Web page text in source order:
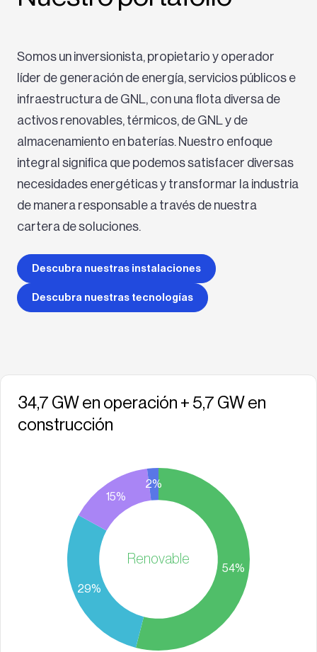
Somos un inversionista, propietario y operador
líder de generación de energía, servicios públicos e
infraestructura de GNL, con una flota diversa de
activos renovables, térmicos, de GNL y de
almacenamiento en baterías. Nuestro enfoque
integral significa que podemos satisfacer diversas
necesidades energéticas y transformar la industria
de manera responsable a través de nuestra
cartera de soluciones.
Descubra nuestras instalaciones
Descubra nuestras tecnologías
34,7 GW en operación + 5,7 GW en
construcción
Renovable